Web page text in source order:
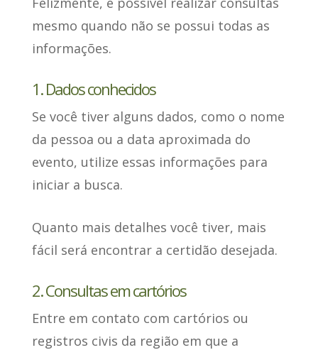
mesmo quando não se possui todas as
informações.
1. Dados conhecidos
Se você tiver alguns dados, como o nome
da pessoa ou a data aproximada do
evento, utilize essas informações para
iniciar a busca.
Quanto mais detalhes você tiver, mais
fácil será encontrar a certidão desejada.
2. Consultas em cartórios
Entre em contato com cartórios ou
registros civis da região em que a